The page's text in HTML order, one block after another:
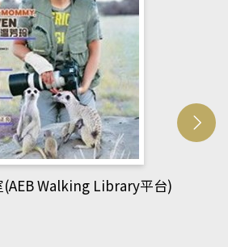
管人(kono平台)